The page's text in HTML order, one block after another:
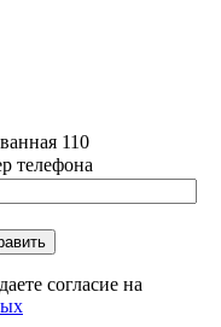
110
телефона
согласие на